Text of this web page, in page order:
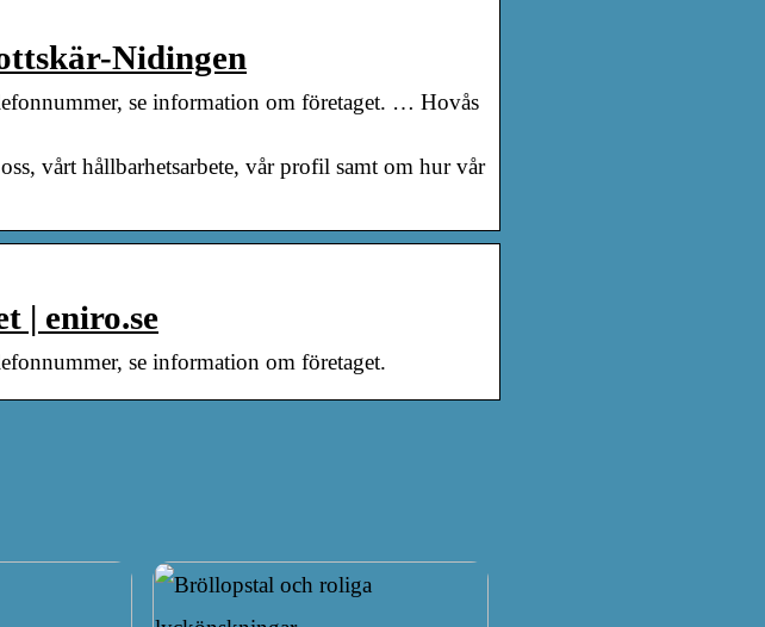
Nidingen
se information om företaget. … Hovås
vårt hållbarhetsarbete, vår profil samt om hur vår
| eniro.se
se information om företaget.